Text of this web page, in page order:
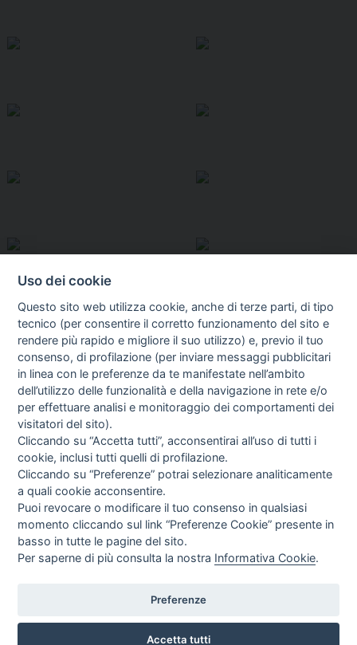
I libri Vedi tutti
Direttrice Responsabile: Alessandra Costante | Registrazione al Tribunale Civile
Uso dei cookie
Questo sito web utilizza cookie, anche di terze parti, di tipo
tecnico (per consentire il corretto funzionamento del sito e
rendere più rapido e migliore il suo utilizzo) e, previo il tuo
consenso, di profilazione (per inviare messaggi pubblicitari
in linea con le preferenze da te manifestate nell’ambito
dell’utilizzo delle funzionalità e della navigazione in rete e/o
per effettuare analisi e monitoraggio dei comportamenti dei
visitatori del sito).
Cliccando su “Accetta tutti”, acconsentirai all’uso di tutti i
cookie, inclusi tutti quelli di profilazione.
Cliccando su “Preferenze” potrai selezionare analiticamente
a quali cookie acconsentire.
Puoi revocare o modificare il tuo consenso in qualsiasi
momento cliccando sul link “Preferenze Cookie” presente in
basso in tutte le pagine del sito.
Per saperne di più consulta la nostra Informativa Cookie.
Preferenze
Accetta tutti